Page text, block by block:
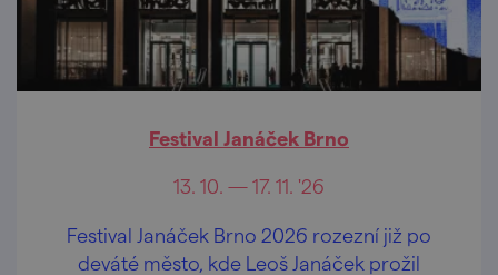
Festival Janáček Brno
13. 10. — 17. 11. '26
Festival Janáček Brno 2026 rozezní již po
deváté město, kde Leoš Janáček prožil